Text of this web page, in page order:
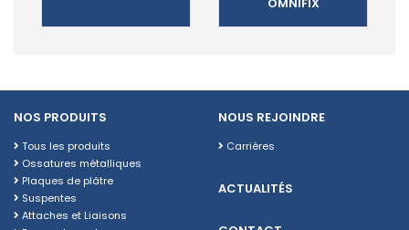
NOS PRODUITS
Tous les produits
Ossatures métalliques
Plaques de plâtre
Suspentes
Attaches et Liaisons
NOUS REJOINDRE
Carrières
ACTUALITÉS